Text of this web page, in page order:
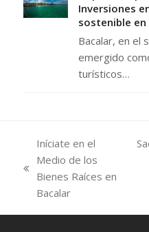
Inversiones
sostenible en
Bacalar, en el
emergido
turísticos…
previous
post:
Iníciate en el
Medio de los
Bienes Raíces en
Bacalar